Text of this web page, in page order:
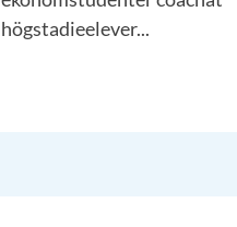
högstadieelever...